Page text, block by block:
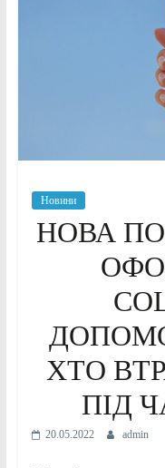
Новини
НОВА
ХТО
ПІД
20.05.2022 admin